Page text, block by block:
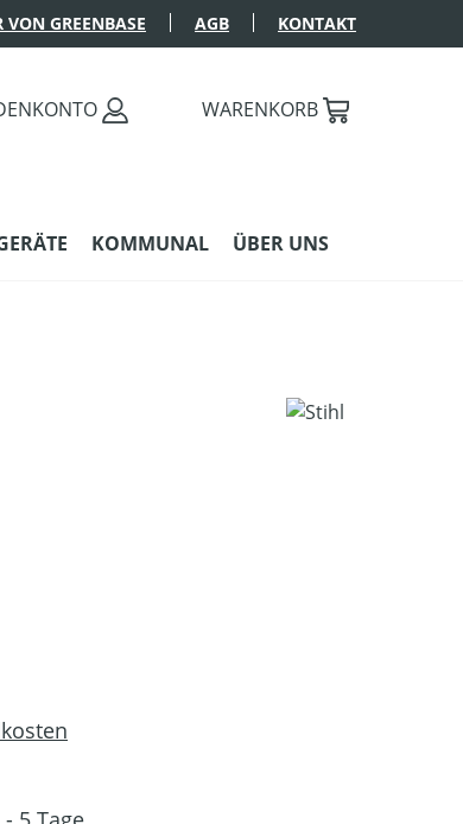
GREENBASE AGB KONTAKT
WARENKORB
KOMMUNAL ÜBER UNS